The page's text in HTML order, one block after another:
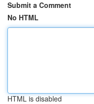
Submit a Comment
No HTML
HTML is disabled